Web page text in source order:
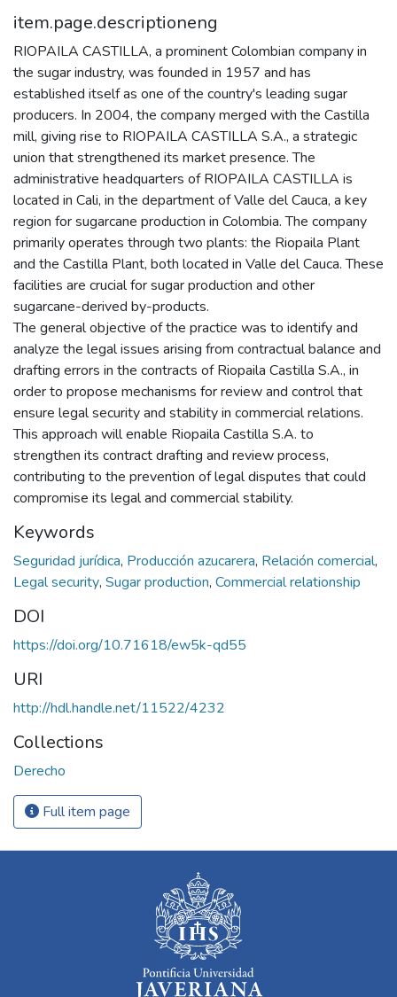
item.page.descriptioneng
RIOPAILA CASTILLA, a prominent Colombian company in
the sugar industry, was founded in 1957 and has
established itself as one of the country's leading sugar
producers. In 2004, the company merged with the Castilla
mill, giving rise to RIOPAILA CASTILLA S.A., a strategic
union that strengthened its market presence. The
administrative headquarters of RIOPAILA CASTILLA is
located in Cali, in the department of Valle del Cauca, a key
region for sugarcane production in Colombia. The company
primarily operates through two plants: the Riopaila Plant
and the Castilla Plant, both located in Valle del Cauca. These
facilities are crucial for sugar production and other
sugarcane-derived by-products.
The general objective of the practice was to identify and
analyze the legal issues arising from contractual balance and
drafting errors in the contracts of Riopaila Castilla S.A., in
order to propose mechanisms for review and control that
ensure legal security and stability in commercial relations.
This approach will enable Riopaila Castilla S.A. to
strengthen its contract drafting and review process,
contributing to the prevention of legal disputes that could
compromise its legal and commercial stability.
Keywords
Seguridad jurídica, Producción azucarera, Relación comercial,
Legal security, Sugar production, Commercial relationship
DOI
https://doi.org/10.71618/ew5k-qd55
URI
http://hdl.handle.net/11522/4232
Collections
Derecho
Full item page